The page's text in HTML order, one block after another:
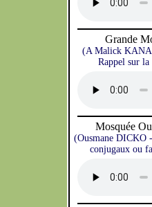
Grande
(A Malick
Rappel sur
Mosquée
(Ousmane DICKO
conjugaux ou